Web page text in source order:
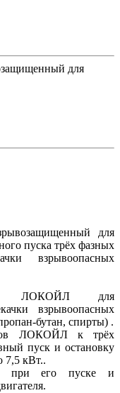
для
для
пуска трёх фазных
взрывоопасных
ЛОКОЙЛ для
взрывоопасных
бутан, спирты) .
ЛОКОЙЛ к трёх
пуск и остановку
7,5 кВт..
при его пуске и